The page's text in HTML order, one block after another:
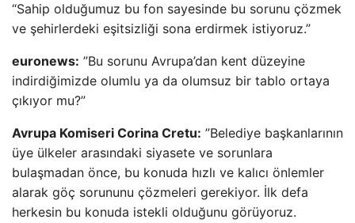
“Sahip olduğumuz bu fon sayesinde bu sorunu çözmek
ve şehirlerdeki eşitsizliği sona erdirmek istiyoruz.”
euronews: ”Bu sorunu Avrupa’dan kent düzeyine
indirdiğimizde olumlu ya da olumsuz bir tablo ortaya
çıkıyor mu?”
Avrupa Komiseri Corina Cretu: ”Belediye başkanlarının
üye ülkeler arasındaki siyasete ve sorunlara
bulaşmadan önce, bu konuda hızlı ve kalıcı önlemler
alarak göç sorununu çözmeleri gerekiyor. İlk defa
herkesin bu konuda istekli olduğunu görüyoruz.